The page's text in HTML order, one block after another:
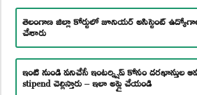
తెలంగాణ జిల్లా కోర్టులో జూనియర్ అసిస్టెంట్
చేశారు
ఇంటి నుండి పనిచేసే ఇంటర్న్షిప్ కోసం దరఖాస్తుల
stipend చెల్లిస్తారు – ఇలా అప్లై చేయండి